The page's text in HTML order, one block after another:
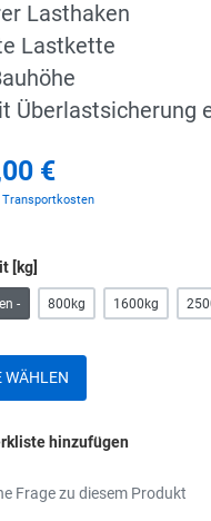
Lasthaken
Lastkette
Überlastsicherung
€
Transportkosten
[kg]
- 800kg 1600kg
WÄHLEN
hinzufügen
Frage zu diesem Produkt